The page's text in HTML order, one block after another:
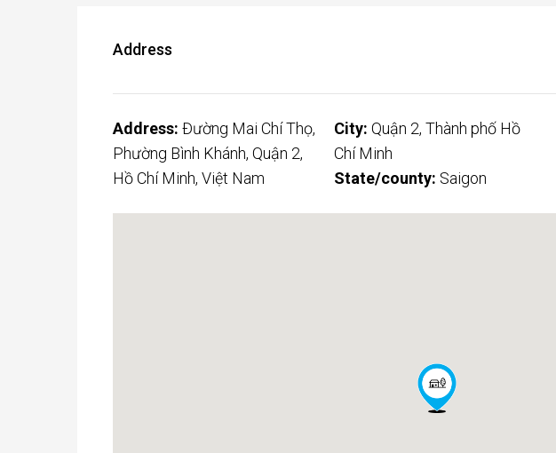
Address
Address: Đường Mai Chí Thọ,
Phường Bình Khánh, Quận 2,
Hồ Chí Minh, Việt Nam
City: Quận 2, Thành phố Hồ
Chí Minh
State/county: Saigon